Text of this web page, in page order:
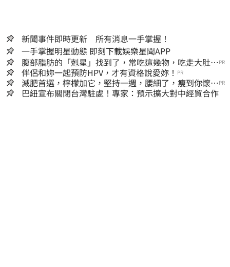
新聞事件即時更新 所有消息一手掌握！
一手掌握明星動態 即刻下載娛樂星聞APP
腹部脂肪的「剋星」找到了，常吃這幾物，吃走大肚
囊，瘦出小蠻腰
PR
伴侶和妳一起預防HPV，才有資格說愛妳！ PR
減肥首選，檸檬加它，堅持一週，腰細了，瘦到你懷疑
人生
PR
巴紐宣布關閉台灣駐處！專家：預示擴大對中經貿合作